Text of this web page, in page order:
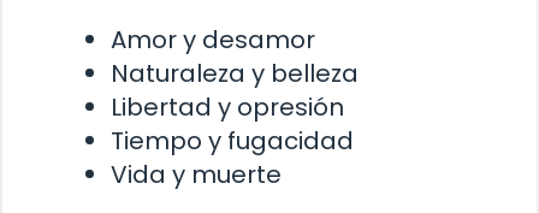
Amor y desamor
Naturaleza y belleza
Libertad y opresión
Tiempo y fugacidad
Vida y muerte